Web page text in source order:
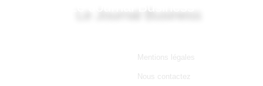
Mentions légales
Nous contactez